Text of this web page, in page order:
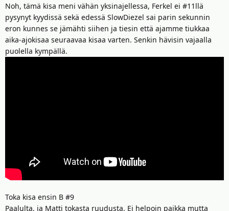
Noh, tämä kisa meni vähän yksinajellessa, Ferkel ei #11llä
pysynyt kyydissä sekä edessä SlowDiezel sai parin sekunnin
eron kunnes se jämähti siihen ja tiesin että ajamme tiukkaa
aika-ajokisaa seuraavaa kisaa varten. Senkin hävisin vajaalla
puolella kympällä.
Toka kisa ensin B #9
Paalulta, ja Matti tokasta ruudusta. Ei helpoin paikka mutta